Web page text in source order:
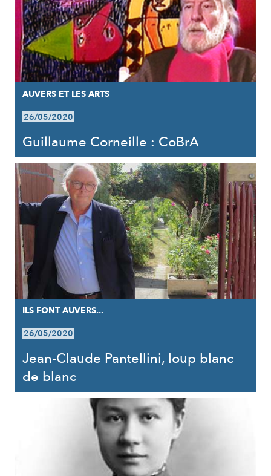
AUVERS ET LES ARTS
26/05/2020
Guillaume Corneille : CoBrA
ILS FONT AUVERS...
26/05/2020
Jean-Claude Pantellini, loup blanc
de blanc